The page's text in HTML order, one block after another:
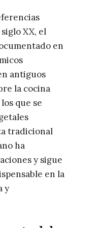
XX, el
en
antiguos
la cocina
que se
tradicional
ha
y sigue
en la
y